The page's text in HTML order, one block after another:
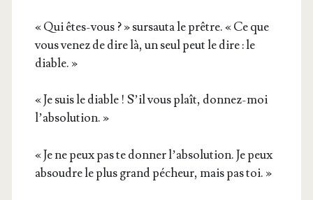
« Qui êtes-vous ? » sur­sau­ta le prêtre. « Ce que
vous venez de dire là, un seul peut le dire : le
diable. »
« Je suis le diable ! S’il vous plaît, don­nez-moi
l’absolution. »
« Je ne peux pas te don­ner l’absolution. Je peux
absoudre le plus grand pécheur, mais pas toi. »